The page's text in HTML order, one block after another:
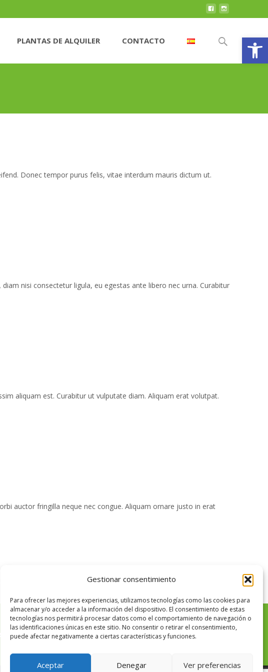
Gestionar consentimiento
Para ofrecer las mejores experiencias, utilizamos tecnologías como las cookies para
almacenar y/o acceder a la información del dispositivo. El consentimiento de estas
tecnologías nos permitirá procesar datos como el comportamiento de navegación o
las identificaciones únicas en este sitio. No consentir o retirar el consentimiento,
puede afectar negativamente a ciertas características y funciones.
Aceptar Denegar Ver preferencias
PLANTAS DE ALQUILER CONTACTO
Buscar
por:
Donec tempor purus felis, vitae interdum mauris dictum ut.
nisi consectetur ligula, eu egestas ante libero nec urna. Curabitur
aliquam est. Curabitur ut vulputate diam. Aliquam erat volutpat.
auctor fringilla neque nec congue. Aliquam ornare justo in erat
Aviso legal